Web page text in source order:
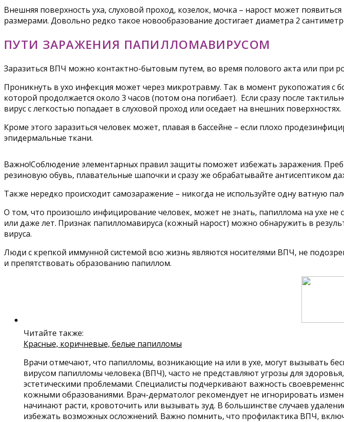
Внешняя поверхность уха, слуховой проход, козелок, мочка – нарост может
размерами. Довольно редко такое новообразование достигает диаметра 2
ПУТИ ЗАРАЖЕНИЯ ПАПИЛЛОМАВИРУСОМ
Заразиться ВПЧ можно контактно-бытовым путем, во время полового акта или при
Проникнуть в ухо инфекция может через микротравму. Так в момент рукопожатия
которой продолжается около 3 часов (потом она погибает). Если сразу после
вирус с легкостью попадает в слуховой проход или оседает на внешних поверхностях.
Кроме этого заразиться человек может, плавая в бассейне – если плохо
эпидермальные ткани.
Важно!Соблюдение элементарных правил защиты поможет избежать заражения.
резиновую обувь, плавательные шапочки и сразу же обрабатывайте антисептиком
Также нередко происходит самозаражение – никогда не используйте одну ватную
О том, что произошло инфицирование человек, может не знать, папиллома на ухе не
или даже лет. Признак папилломавируса (кожный нарост) можно обнаружить в
вируса.
Люди с крепкой иммунной системой всю жизнь являются носителями ВПЧ, не
и препятствовать образованию папиллом.
Читайте также:
Красные, коричневые, белые папилломы
Врачи отмечают, что папилломы, возникающие на или в ухе, могут вызывать
вирусом папилломы человека (ВПЧ), часто не представляют угрозы для
эстетическими проблемами. Специалисты подчеркивают важность
кожными образованиями. Врач-дерматолог рекомендует не игнорировать
начинают расти, кровоточить или вызывать зуд. В большинстве случаев
избежать возможных осложнений. Важно помнить, что профилактика ВПЧ,